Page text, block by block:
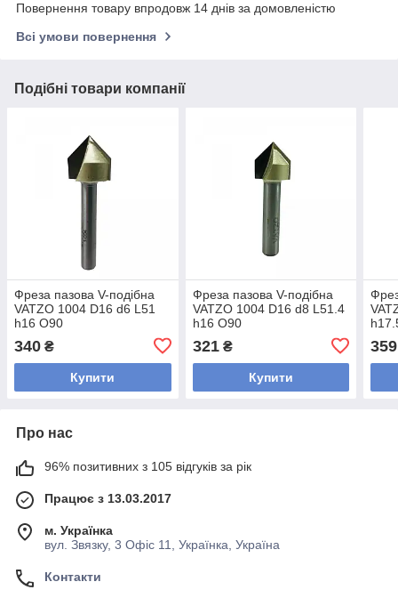
Повернення товару впродовж 14 днів за домовленістю
Всі умови повернення
Подібні товари компанії
Фреза пазова V-подібна
VATZO 1004 D16 d6 L51
h16 O90
340 ₴
Купити
Фреза пазова V-подібна
VATZO 1004 D16 d8 L51.4
h16 O90
321₴
Купити
359
Про нас
96% позитивних з 105 відгуків за рік
Працює з 13.03.2017
м. Українка
вул. Звязку, 3 Офіс 11, Українка, Україна
Контакти